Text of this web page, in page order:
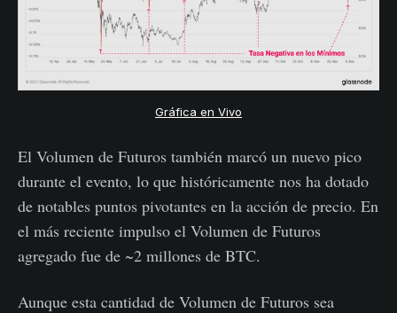
Gráfica en Vivo
El Volumen de Futuros también marcó un nuevo pico
durante el evento, lo que históricamente nos ha dotado
de notables puntos pivotantes en la acción de precio. En
el más reciente impulso el Volumen de Futuros
agregado fue de ~2 millones de BTC.
Aunque esta cantidad de Volumen de Futuros sea